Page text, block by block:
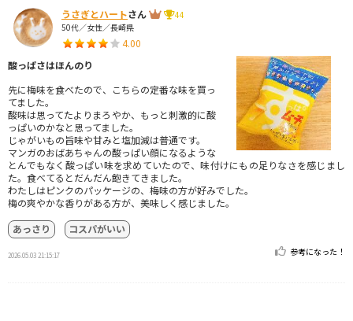
うさぎとハートさん
44
50代／女性／長崎県
4.00
酸っぱさはほんのり
先に梅味を食べたので、こちらの定番な味を買っ
てました。
酸味は思ってたよりまろやか、もっと刺激的に酸
っぱいのかなと思ってました。
じゃがいもの旨味や甘みと塩加減は普通です。
マンガのおばあちゃんの酸っぱい顔になるような
とんでもなく酸っぱい味を求めていたので、味付けにもの足りなさを感じまし
た。食べてるとだんだん飽きてきました。
わたしはピンクのパッケージの、梅味の方が好みでした。
梅の爽やかな香りがある方が、美味しく感じました。
あっさり
コスパがいい
2026.05.03 21:15:17 参考になった！